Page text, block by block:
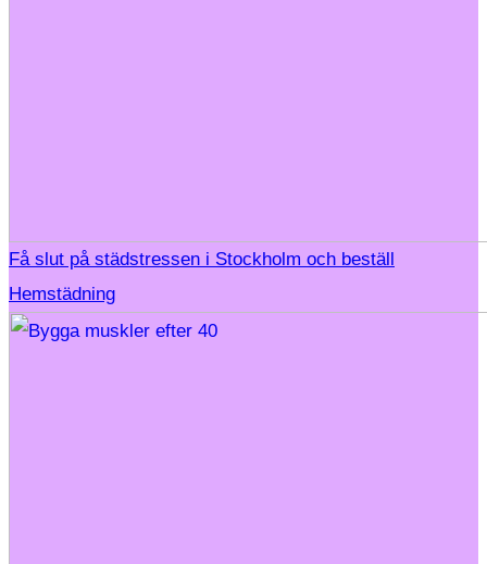
Få slut på städstressen i Stockholm och beställ
Hemstädning